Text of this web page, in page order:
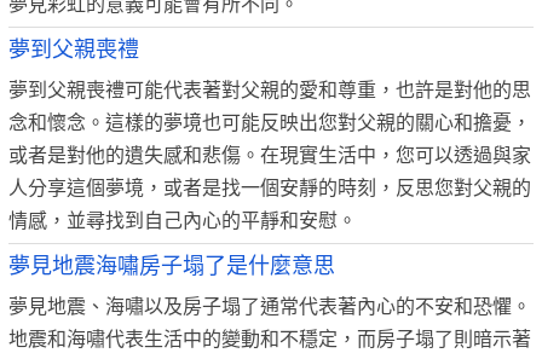
夢見彩虹的意義可能會有所不同。
夢到父親喪禮
夢到父親喪禮可能代表著對父親的愛和尊重，也許是對他的思
念和懷念。這樣的夢境也可能反映出您對父親的關心和擔憂，
或者是對他的遺失感和悲傷。在現實生活中，您可以透過與家
人分享這個夢境，或者是找一個安靜的時刻，反思您對父親的
情感，並尋找到自己內心的平靜和安慰。
夢見地震海嘯房子塌了是什麼意思
夢見地震、海嘯以及房子塌了通常代表著內心的不安和恐懼。
地震和海嘯代表生活中的變動和不穩定，而房子塌了則暗示著